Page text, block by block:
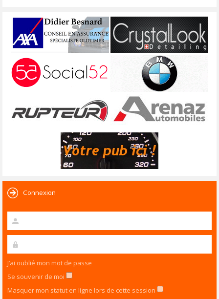
Connexion
J’ai oublié mon mot de passe
Se souvenir de moi
Masquer mon statut en ligne lors de cette session